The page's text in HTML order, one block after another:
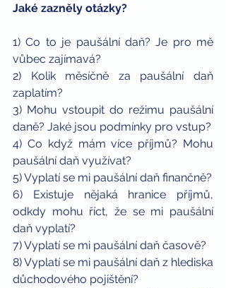
Jaké zazněly otázky?
1) Co to je paušální daň? Je pro mě
vůbec zajímavá?
2) Kolik měsíčně za paušální daň
zaplatím?
3) Mohu vstoupit do režimu paušální
daně? Jaké jsou podmínky pro vstup?
4) Co když mám více příjmů? Mohu
paušální daň využívat?
5) Vyplatí se mi paušální daň finančně?
6) Existuje nějaká hranice příjmů,
odkdy mohu říct, že se mi paušální
daň vyplatí?
7) Vyplatí se mi paušální daň časově?
8) Vyplatí se mi paušální daň z hlediska
důchodového pojištění?